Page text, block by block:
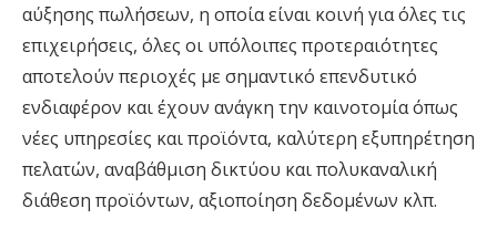
αύξησης πωλήσεων, η οποία είναι κοινή για όλες τις
επιχειρήσεις, όλες οι υπόλοιπες προτεραιότητες
αποτελούν περιοχές με σημαντικό επενδυτικό
ενδιαφέρον και έχουν ανάγκη την καινοτομία όπως
νέες υπηρεσίες και προϊόντα, καλύτερη εξυπηρέτηση
πελατών, αναβάθμιση δικτύου και πολυκαναλική
διάθεση προϊόντων, αξιοποίηση δεδομένων κλπ.